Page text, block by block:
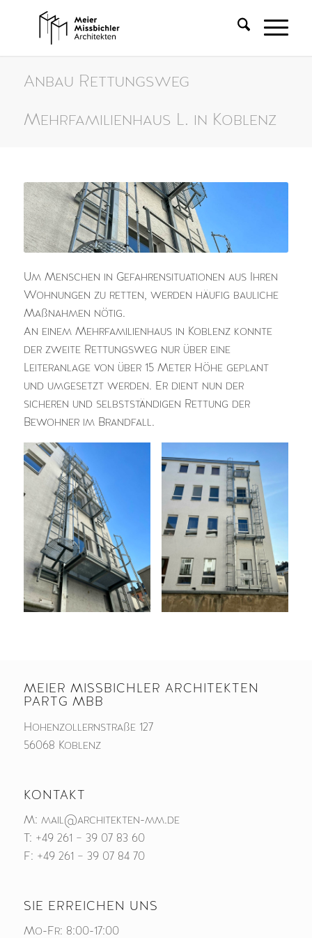
Anbau Rettungsweg
Mehrfamilienhaus L. in Koblenz
Um Menschen in Gefahrensituationen aus Ihren
Wohnungen zu retten, werden häufig bauliche
Maßnahmen nötig.
An einem Mehrfamilienhaus in Koblenz konnte
der zweite Rettungsweg nur über eine
Leiteranlage von über 15 Meter Höhe geplant
und umgesetzt werden. Er dient nun der
sicheren und selbstständigen Rettung der
Bewohner im Brandfall.
MEIER MISSBICHLER ARCHITEKTEN
PARTG MBB
Hohenzollernstraße 127
56068 Koblenz
KONTAKT
M: mail@architekten-mm.de
T: +49 261 – 39 07 83 60
F: +49 261 – 39 07 84 70
SIE ERREICHEN UNS
Mo-Fr: 8:00-17:00